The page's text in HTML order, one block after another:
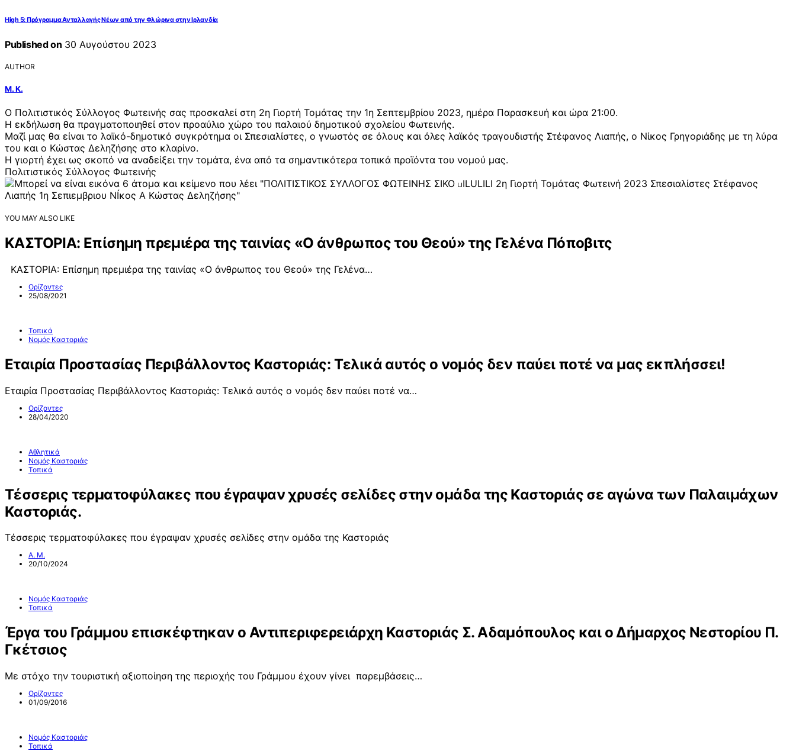
High 5: Πρόγραμμα Ανταλλαγής Νέων από την Φλώρινα στην Ιρλανδία
Published on 30 Αυγούστου 2023
AUTHOR
Μ. Κ.
Ο Πολιτιστικός Σύλλογος Φωτεινής σας προσκαλεί στη 2η Γιορτή Τομάτας την 1η Σεπτεμβρίου 2023, ημέρα Παρασκευή και ώρα 21:00.
Η εκδήλωση θα πραγματοποιηθεί στον προαύλιο χώρο του παλαιού δημοτικού σχολείου Φωτεινής.
Μαζί μας θα είναι το λαϊκό-δημοτικό συγκρότημα οι Σπεσιαλίστες, ο γνωστός σε όλους και όλες λαϊκός τραγουδιστής Στέφανος Λιαπής, ο Νίκος Γρηγοριάδης με τη λύρα
του και ο Κώστας Δεληζήσης στο κλαρίνο.
Η γιορτή έχει ως σκοπό να αναδείξει την τομάτα, ένα από τα σημαντικότερα τοπικά προϊόντα του νομού μας.
Πολιτιστικός Σύλλογος Φωτεινής
YOU MAY ALSO LIKE
ΚΑΣΤΟΡΙΑ: Επίσημη πρεμιέρα της ταινίας «Ο άνθρωπος του Θεού» της Γελένα Πόποβιτς
ΚΑΣΤΟΡΙΑ: Επίσημη πρεμιέρα της ταινίας «Ο άνθρωπος του Θεού» της Γελένα…
Ορίζοντες
25/08/2021
Τοπικά
Νομός Καστοριάς
Εταιρία Προστασίας Περιβάλλοντος Καστοριάς: Τελικά αυτός ο νομός δεν παύει ποτέ να μας εκπλήσσει!
Εταιρία Προστασίας Περιβάλλοντος Καστοριάς: Τελικά αυτός ο νομός δεν παύει ποτέ να…
Ορίζοντες
28/04/2020
Αθλητικά
Νομός Καστοριάς
Τοπικά
Τέσσερις τερματοφύλακες που έγραψαν χρυσές σελίδες στην ομάδα της Καστοριάς σε αγώνα των Παλαιμάχων
Καστοριάς.
Τέσσερις τερματοφύλακες που έγραψαν χρυσές σελίδες στην ομάδα της Καστοριάς
Α. Μ.
20/10/2024
Νομός Καστοριάς
Τοπικά
Έργα του Γράμμου επισκέφτηκαν ο Αντιπεριφερειάρχη Καστοριάς Σ. Αδαμόπουλος και ο Δήμαρχος Νεστορίου Π.
Γκέτσιος
Με στόχο την τουριστική αξιοποίηση της περιοχής του Γράμμου έχουν γίνει παρεμβάσεις…
Ορίζοντες
01/09/2016
Νομός Καστοριάς
Τοπικά